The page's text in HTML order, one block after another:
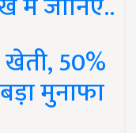
50%
मुनाफा